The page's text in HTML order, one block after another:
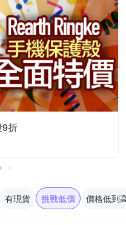
折
有現貨 挑戰低價 價格低到